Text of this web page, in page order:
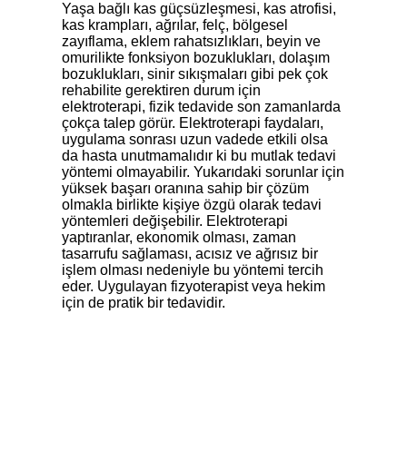
Yaşa bağlı kas güçsüzleşmesi, kas atrofisi,
kas krampları, ağrılar, felç, bölgesel
zayıflama, eklem rahatsızlıkları, beyin ve
omurilikte fonksiyon bozuklukları, dolaşım
bozuklukları, sinir sıkışmaları gibi pek çok
rehabilite gerektiren durum için
elektroterapi, fizik tedavide son zamanlarda
çokça talep görür. Elektroterapi faydaları,
uygulama sonrası uzun vadede etkili olsa
da hasta unutmamalıdır ki bu mutlak tedavi
yöntemi olmayabilir. Yukarıdaki sorunlar için
yüksek başarı oranına sahip bir çözüm
olmakla birlikte kişiye özgü olarak tedavi
yöntemleri değişebilir. Elektroterapi
yaptıranlar, ekonomik olması, zaman
tasarrufu sağlaması, acısız ve ağrısız bir
işlem olması nedeniyle bu yöntemi tercih
eder. Uygulayan fizyoterapist veya hekim
için de pratik bir tedavidir.